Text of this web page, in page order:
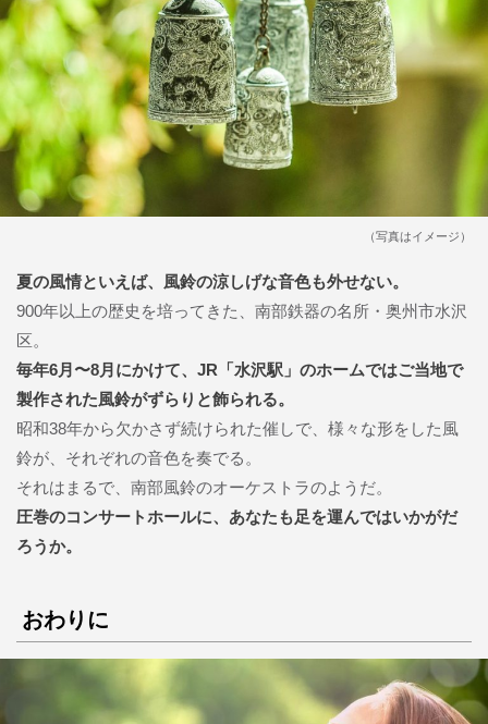
（写真はイメージ）
夏の風情といえば、風鈴の涼しげな音色も外せない。
900年以上の歴史を培ってきた、南部鉄器の名所・奥州市水沢
区。
毎年6月〜8月にかけて、JR「水沢駅」のホームではご当地で
製作された風鈴がずらりと飾られる。
昭和38年から欠かさず続けられた催しで、様々な形をした風
鈴が、それぞれの音色を奏でる。
それはまるで、南部風鈴のオーケストラのようだ。
圧巻のコンサートホールに、あなたも足を運んではいかがだ
ろうか。
おわりに